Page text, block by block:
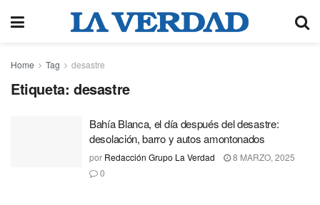
Home Tag desastre
Etiqueta: desastre
Bahía Blanca, el día después del desastre:
desolación, barro y autos amontonados
por Redacción Grupo La Verdad
8 MARZO, 2025
0